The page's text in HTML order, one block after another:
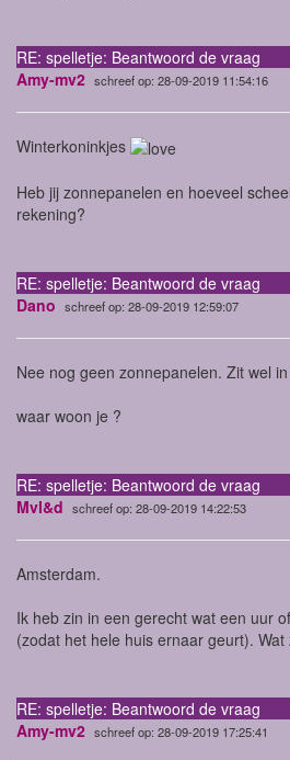
RE: spelletje: Beantwoord de vraag
Amy-mv2 schreef op: 28-09-2019 11:54:16
Winterkoninkjes
Heb jij zonnepanelen en hoeveel
rekening?
RE: spelletje: Beantwoord de vraag
Dano schreef op: 28-09-2019 12:59:07
Nee nog geen zonnepanelen. Zit wel
waar woon je ?
RE: spelletje: Beantwoord de vraag
Mvl&d schreef op: 28-09-2019 14:22:53
Amsterdam.
Ik heb zin in een gerecht wat een uur
(zodat het hele huis ernaar geurt). Wat
RE: spelletje: Beantwoord de vraag
Amy-mv2 schreef op: 28-09-2019 17:25:41